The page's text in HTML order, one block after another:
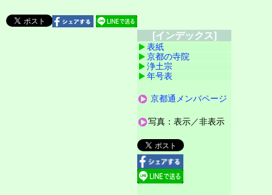
[インデックス]
表紙
京都の寺院
浄土宗
年号表
京都通メンバページ
写真：表示／非表示